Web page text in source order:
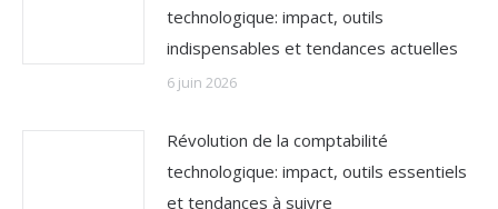
technologique: impact, outils
indispensables et tendances actuelles
6 juin 2026
Révolution de la comptabilité
technologique: impact, outils essentiels
et tendances à suivre